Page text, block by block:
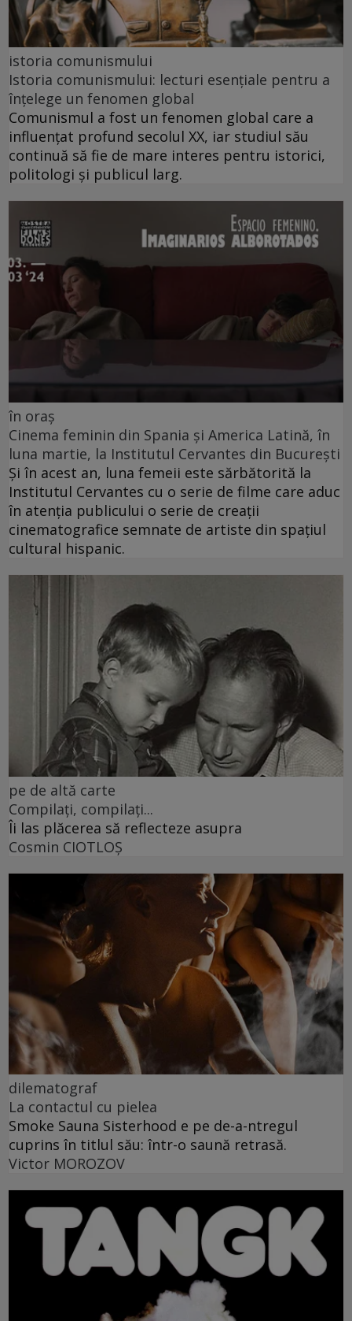
istoria comunismului
Istoria comunismului: lecturi esențiale pentru a
înțelege un fenomen global
Comunismul a fost un fenomen global care a
influențat profund secolul XX, iar studiul său
continuă să fie de mare interes pentru istorici,
politologi și publicul larg.
în oraș
Cinema feminin din Spania și America Latină, în
luna martie, la Institutul Cervantes din București
Și în acest an, luna femeii este sărbătorită la
Institutul Cervantes cu o serie de filme care aduc
în atenția publicului o serie de creații
cinematografice semnate de artiste din spațiul
cultural hispanic.
pe de altă carte
Compilați, compilați...
Îi las plăcerea să reflecteze asupra
Cosmin CIOTLOŞ
dilematograf
La contactul cu pielea
Smoke Sauna Sisterhood e pe de-a-ntregul
cuprins în titlul său: într-o saună retrasă.
Victor MOROZOV